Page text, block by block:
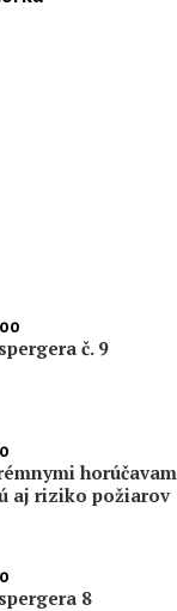
č. 9
aj riziko požiarov
8